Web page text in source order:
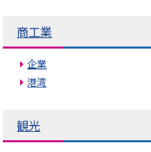
商工業
企業
港湾
観光